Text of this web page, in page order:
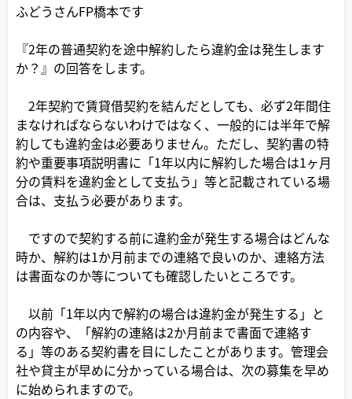
ふどうさんFP橋本です
『2年の普通契約を途中解約したら違約金は発生します
か？』の回答をします。
2年契約で賃貸借契約を結んだとしても、必ず2年間住
まなければならないわけではなく、一般的には半年で解
約しても違約金は必要ありません。ただし、契約書の特
約や重要事項説明書に「1年以内に解約した場合は1ヶ月
分の賃料を違約金として支払う」等と記載されている場
合は、支払う必要があります。
ですので契約する前に違約金が発生する場合はどんな
時か、解約は1か月前までの連絡で良いのか、連絡方法
は書面なのか等についても確認したいところです。
以前「1年以内で解約の場合は違約金が発生する」と
の内容や、「解約の連絡は2か月前まで書面で連絡す
る」等のある契約書を目にしたことがあります。管理会
社や貸主が早めに分かっている場合は、次の募集を早め
に始められますので。